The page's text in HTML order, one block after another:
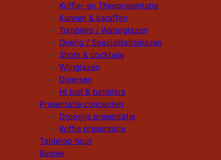
Koffie- en Theepresentatie
Kannen & karaffen
Tumblers / Waterglazen
Overig / Specialiteitsglazen
Shots & cocktails
Wijnglazen
Diversen
Hi ball & tumblers
Presentatie concepten
Droogijs presentatie
Koffie presentatie
Tabletop hout
Bestek